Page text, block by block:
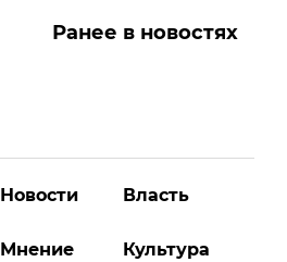
Ранее в новостях
Новости
Мнение
Власть
Культура